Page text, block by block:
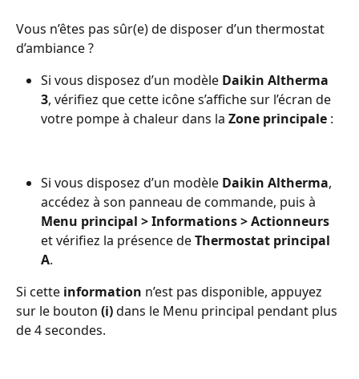
Vous n’êtes pas sûr(e) de disposer d’un thermostat
d’ambiance ?
Si vous disposez d’un modèle Daikin Altherma
3, vérifiez que cette icône s’affiche sur l’écran de
votre pompe à chaleur dans la Zone principale :
Si vous disposez d’un modèle Daikin Altherma,
accédez à son panneau de commande, puis à
Menu principal > Informations > Actionneurs
et vérifiez la présence de Thermostat principal
A.
Si cette information n’est pas disponible, appuyez
sur le bouton (i) dans le Menu principal pendant plus
de 4 secondes.